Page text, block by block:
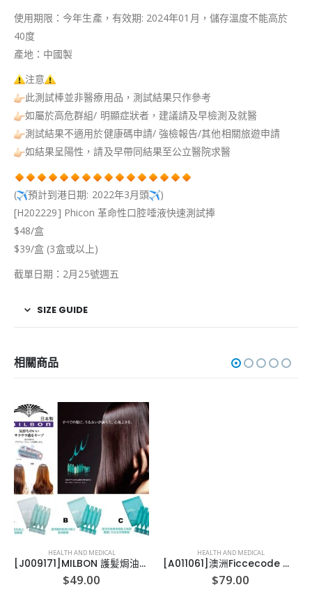
使用期限：今年生產，有效期: 2024年01月，儲存溫度不能高於
40度
產地：中國製
注意
此測試棒並非醫療用品，測試結果只作參考
如屬於高危群組/ 明顯症狀者，建議請及早檢測及就醫
測試結果不適用於健康碼申請/ 強檢報告/其他相關旅遊申請
如結果呈陽性，請及早帶同結果至公立醫院求醫
( 預計到港日期: 2022年3月頭
)
[H202229] Phicon 革命性口腔唾液快速測試捧
$48/盒
$39/盒 (3盒或以上)
截單日期：2月25號週五
SIZE GUIDE
相關商品
HEALTH AND MEDICAL
[J009171]MILBON 護髪焗油-1盒4支
$49.00
HEALTH AND MEDICAL
[A011061]澳洲Ficcecode 生薑精華洗髮護系列
$79.00